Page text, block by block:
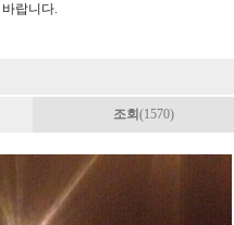
랍니다.
조회 (1570)